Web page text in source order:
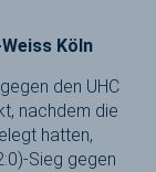
Köln
den UHC
nachdem die
hatten,
Sieg gegen